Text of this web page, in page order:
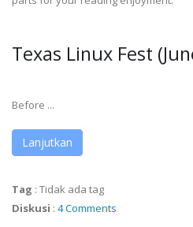
Texas Linux Fest
Before ...
Lanjutkan
Tag : Tidak ada tag
Diskusi : 4 Comments